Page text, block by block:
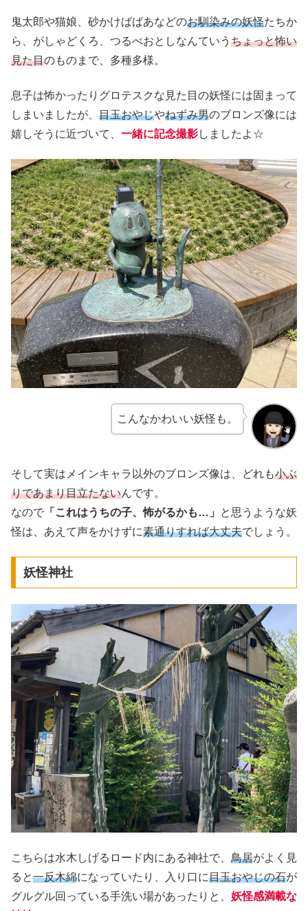
鬼太郎や猫娘、砂かけばばあなどのお馴染みの妖怪たちか
ら、がしゃどくろ、つるべおとしなんていう ちょっと怖い
見た目のものまで、多種多様。
息子は怖かったりグロテスクな見た目の妖怪には固まって
しまいましたが、 目玉おやじやねずみ男のブロンズ像には
嬉しそうに近づいて、 一緒に記念撮影しましたよ☆
こんなかわいい妖怪も。
そして実はメインキャラ以外のブロンズ像は、どれも小ぶ
りであまり目立たないんです。
なので 「これはうちの子、怖がるかも…」
と思うような妖
怪は、あえて声をかけずに素通りすれば大丈夫でしょう。
妖怪神社
こちらは水木しげるロード内にある神社で、 鳥居がよく見
ると一反木綿になっていたり、入り口に目玉おやじの石が
グルグル回っている手洗い場があったりと、 妖怪感満載な